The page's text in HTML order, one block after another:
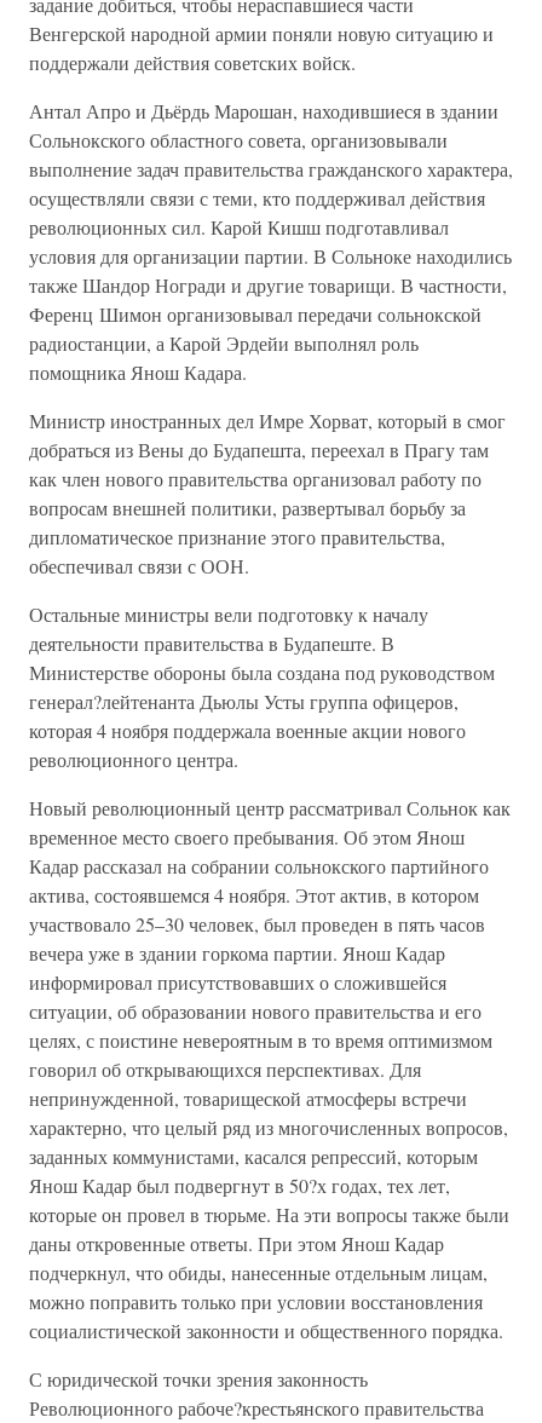
Венгерской народной армии поняли новую ситуацию и
поддержали действия советских войск.
Антал Апро и Дьёрдь Марошан, находившиеся в здании
Сольнокского областного совета, организовывали
выполнение задач правительства гражданского характера,
осуществляли связи с теми, кто поддерживал действия
революционных сил. Карой Кишш подготавливал
условия для организации партии. В Сольноке находились
также Шандор Ногради и другие товарищи. В частности,
Ференц Шимон организовывал передачи сольнокской
радиостанции, а Карой Эрдейи выполнял роль
помощника Янош Кадара.
Министр иностранных дел Имре Хорват, который в смог
добраться из Вены до Будапешта, переехал в Прагу там
как член нового правительства организовал работу по
вопросам внешней политики, развертывал борьбу за
дипломатическое признание этого правительства,
обеспечивал связи с ООН.
Остальные министры вели подготовку к началу
деятельности правительства в Будапеште. В
Министерстве обороны была создана под руководством
генерал?лейтенанта Дьюлы Усты группа офицеров,
которая 4 ноября поддержала военные акции нового
революционного центра.
Новый революционный центр рассматривал Сольнок как
временное место своего пребывания. Об этом Янош
Кадар рассказал на собрании сольнокского партийного
актива, состоявшемся 4 ноября. Этот актив, в котором
участвовало 25–30 человек, был проведен в пять часов
вечера уже в здании горкома партии. Янош Кадар
информировал присутствовавших о сложившейся
ситуации, об образовании нового правительства и его
целях, с поистине невероятным в то время оптимизмом
говорил об открывающихся перспективах. Для
непринужденной, товарищеской атмосферы встречи
характерно, что целый ряд из многочисленных вопросов,
заданных коммунистами, касался репрессий, которым
Янош Кадар был подвергнут в 50?х годах, тех лет,
которые он провел в тюрьме. На эти вопросы также были
даны откровенные ответы. При этом Янош Кадар
подчеркнул, что обиды, нанесенные отдельным лицам,
можно поправить только при условии восстановления
социалистической законности и общественного порядка.
С юридической точки зрения законность
Революционного рабоче?крестьянского правительства